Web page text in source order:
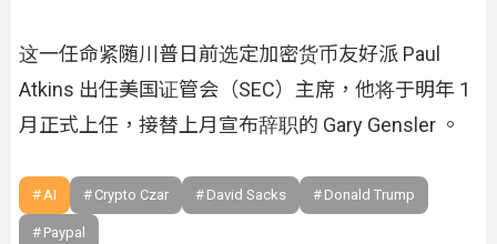
这一任命紧随川普日前选定加密货币友好派 Paul
Atkins 出任美国证管会（SEC）主席，他将于明年 1
月正式上任，接替上月宣布辞职的 Gary Gensler 。
AI Crypto Czar David Sacks Donald Trump
Paypal